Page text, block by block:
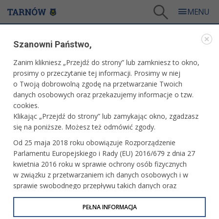
AKTUALNOŚCI
Niedziela w planetarium
Wybierz się na wycieczkę meleksem po
Tarnowie
Wykład „Tarnów, którego już nie ma”
Szanowni Państwo,
Zanim klikniesz „Przejdź do strony” lub zamkniesz to okno,
prosimy o przeczytanie tej informacji. Prosimy w niej
o Twoją dobrowolną zgodę na przetwarzanie Twoich
danych osobowych oraz przekazujemy informacje o tzw.
cookies.
Klikając „Przejdź do strony” lub zamykając okno, zgadzasz
się na poniższe. Możesz też odmówić zgody.
Od 25 maja 2018 roku obowiązuje Rozporządzenie
Parlamentu Europejskiego i Rady (EU) 2016/679 z dnia 27
kwietnia 2016 roku w sprawie ochrony osób fizycznych
w związku z przetwarzaniem ich danych osobowych i w
sprawie swobodnego przepływu takich danych oraz
uchylenia dyrektywy 95/46/WE (określane jako RODO, GDPR
lub Ogólne Rozporządzenie o Ochronie Danych
PEŁNA INFORMACJA